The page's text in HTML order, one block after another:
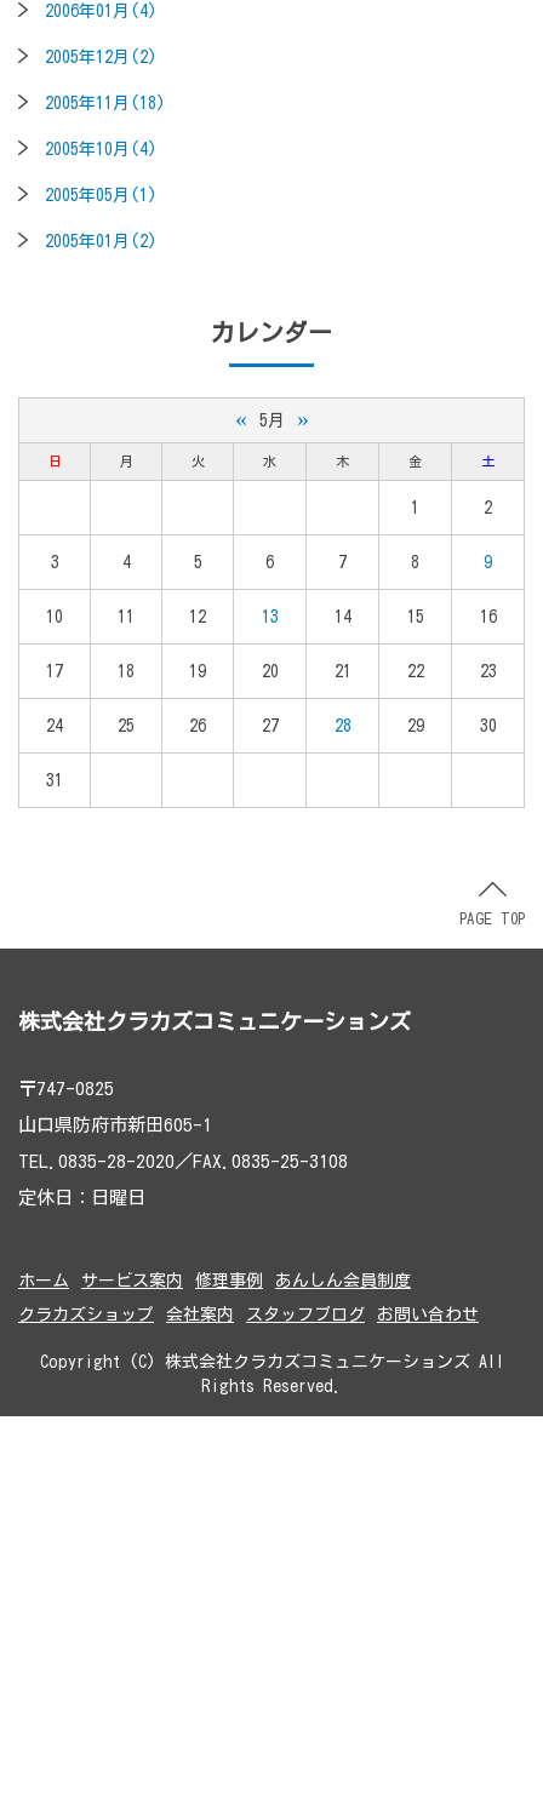
2006年01月(4)
2005年12月(2)
2005年11月(18)
2005年10月(4)
2005年05月(1)
2005年01月(2)
カレンダー
« 5月 »
日 月 火 水 木 金 土
1 2
3 4 5 6 7 8 9
10 11 12 13 14 15 16
17 18 19 20 21 22 23
24 25 26 27 28 29 30
31
PAGE TOP
株式会社クラカズコミュニケーションズ
〒747-0825
山口県防府市新田605-1
TEL.0835-28-2020／FAX.0835-25-3108
定休日：日曜日
ホーム サービス案内 修理事例
あんしん会員制度
クラカズショップ
会社案内 スタッフブログ お問い合わせ
Copyright (C) 株式会社クラカズコミュニケーションズ All
Rights Reserved.